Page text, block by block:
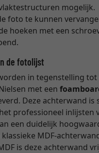
mogelijk.
foto te kunnen
hoeken met een
de fotolijst
in tegenstelling tot
met een
Deze achterwand is
professioneel inlijsten
een duidelijk
MDF-
is deze achterwand